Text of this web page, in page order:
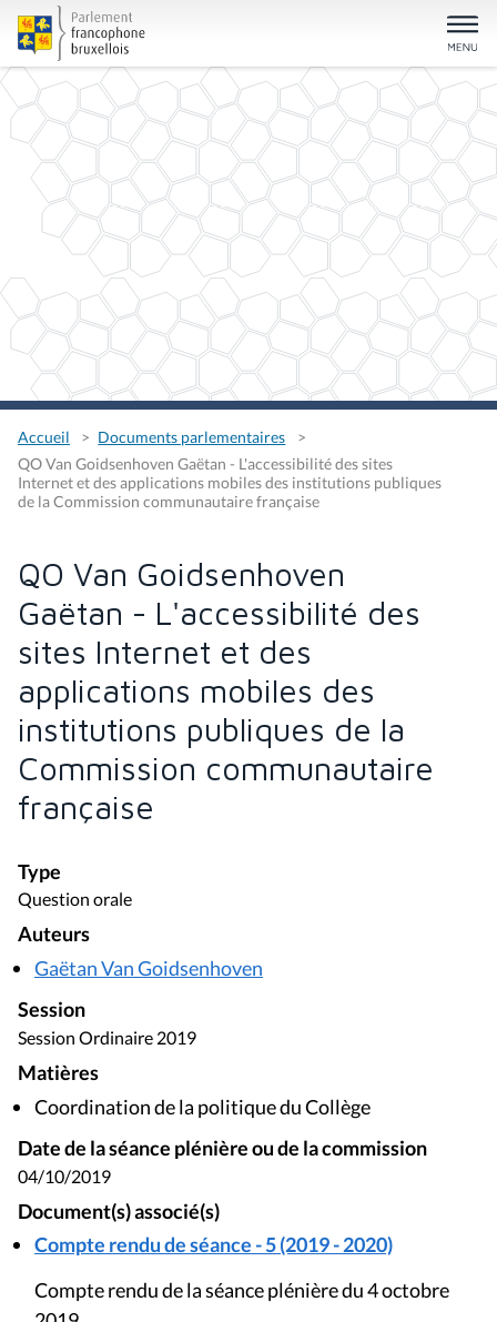
Accueil
Documents parlementaires
QO Van Goidsenhoven Gaëtan - L'accessibilité des sites
Internet et des applications mobiles des institutions publiques
de la Commission communautaire française
QO Van Goidsenhoven
Gaëtan - L'accessibilité des
sites Internet et des
applications mobiles des
institutions publiques de la
Commission communautaire
française
Type
Question orale
Auteurs
Gaëtan Van Goidsenhoven
Session
Session Ordinaire 2019
Matières
Coordination de la politique du Collège
Date de la séance plénière ou de la commission
04/10/2019
Document(s) associé(s)
Compte rendu de séance - 5 (2019 - 2020)
Compte rendu de la séance plénière du 4 octobre